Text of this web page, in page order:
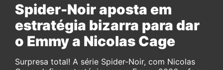
Spider-Noir aposta em
estratégia bizarra para dar
o Emmy a Nicolas Cage
Surpresa total! A série Spider-Noir, com Nicolas